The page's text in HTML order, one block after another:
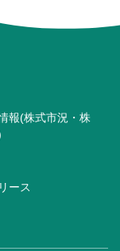
報(株式市況・株
ース